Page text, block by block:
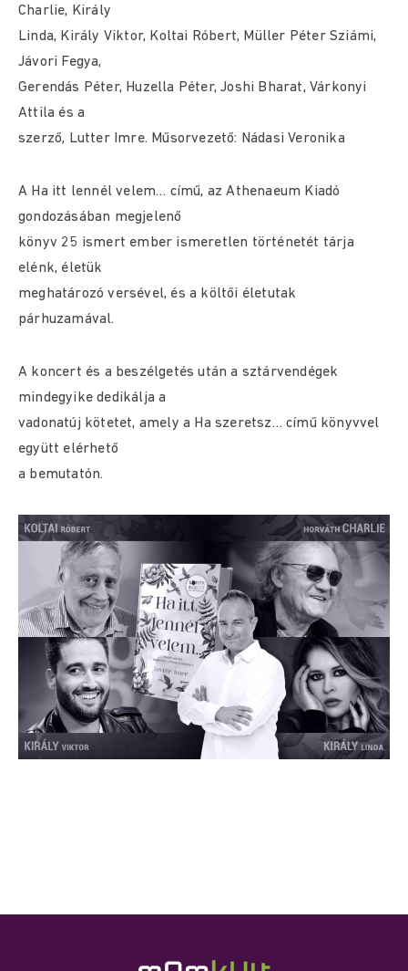
Charlie, Király
Linda, Király Viktor, Koltai Róbert, Müller Péter Sziámi,
Jávori Fegya,
Gerendás Péter, Huzella Péter, Joshi Bharat, Várkonyi
Attila és a
szerző, Lutter Imre. Műsorvezető: Nádasi Veronika
A Ha itt lennél velem… című, az Athenaeum Kiadó
gondozásában megjelenő
könyv 25 ismert ember ismeretlen történetét tárja
elénk, életük
meghatározó versével, és a költői életutak
párhuzamával.
A koncert és a beszélgetés után a sztárvendégek
mindegyike dedikálja a
vadonatúj kötetet, amely a Ha szeretsz… című könyvvel
együtt elérhető
a bemutatón.